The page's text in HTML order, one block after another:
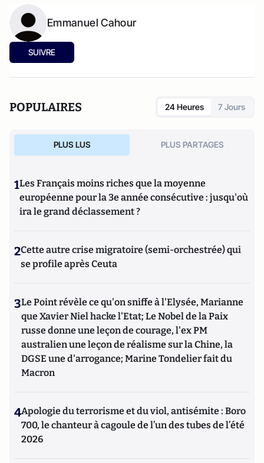
Emmanuel Cahour
SUIVRE
POPULAIRES 24 Heures 7 Jours
PLUS LUS PLUS PARTAGES
1Les Français moins riches que la moyenne
européenne pour la 3e année consécutive : jusqu'où
ira le grand déclassement ?
2Cette autre crise migratoire (semi-orchestrée) qui
se profile après Ceuta
3Le Point révèle ce qu'on sniffe à l'Elysée, Marianne
que Xavier Niel hacke l'Etat; Le Nobel de la Paix
russe donne une leçon de courage, l'ex PM
australien une leçon de réalisme sur la Chine, la
DGSE une d'arrogance; Marine Tondelier fait du
Macron
4Apologie du terrorisme et du viol, antisémite : Boro
700, le chanteur à cagoule de l’un des tubes de l’été
2026